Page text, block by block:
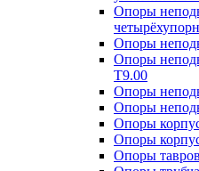
Опоры
Опоры
Опоры
Т9.00
Опоры
Опоры
Опоры
Опоры
Опоры